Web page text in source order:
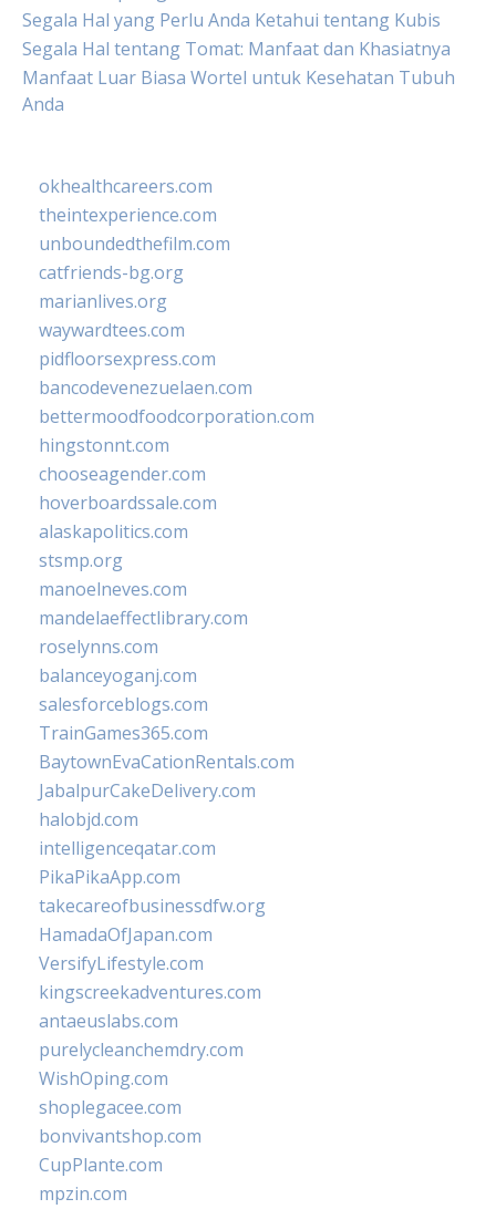
Segala Hal yang Perlu Anda Ketahui tentang Kubis
Segala Hal tentang Tomat: Manfaat dan Khasiatnya
Manfaat Luar Biasa Wortel untuk Kesehatan Tubuh
Anda
okhealthcareers.com
theintexperience.com
unboundedthefilm.com
catfriends-bg.org
marianlives.org
waywardtees.com
pidfloorsexpress.com
bancodevenezuelaen.com
bettermoodfoodcorporation.com
hingstonnt.com
chooseagender.com
hoverboardssale.com
alaskapolitics.com
stsmp.org
manoelneves.com
mandelaeffectlibrary.com
roselynns.com
balanceyoganj.com
salesforceblogs.com
TrainGames365.com
BaytownEvaCationRentals.com
JabalpurCakeDelivery.com
halobjd.com
intelligenceqatar.com
PikaPikaApp.com
takecareofbusinessdfw.org
HamadaOfJapan.com
VersifyLifestyle.com
kingscreekadventures.com
antaeuslabs.com
purelycleanchemdry.com
WishOping.com
shoplegacee.com
bonvivantshop.com
CupPlante.com
mpzin.com